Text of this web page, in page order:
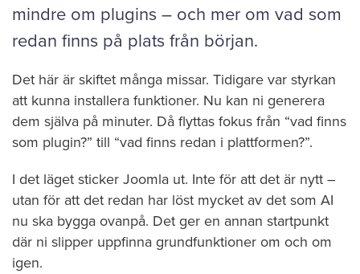
mindre om plugins – och mer om vad som
redan finns på plats från början.
Det här är skiftet många missar. Tidigare var styrkan
att kunna installera funktioner. Nu kan ni generera
dem själva på minuter. Då flyttas fokus från “vad finns
som plugin?” till “vad finns redan i plattformen?”.
I det läget sticker Joomla ut. Inte för att det är nytt –
utan för att det redan har löst mycket av det som AI
nu ska bygga ovanpå. Det ger en annan startpunkt
där ni slipper uppfinna grundfunktioner om och om
igen.